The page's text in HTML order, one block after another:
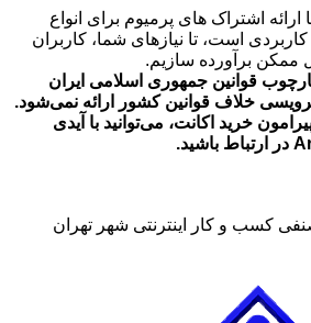
تا
تومان549,000
اشتراک های پرمیوم برای انواع
است، تا نیازهای شما، کاربران
ممکن برآورده سازیم.
قوانین جمهوری اسلامی ایران
خلاف قوانین کشور ارائه نمی‌شود.
خرید اکانت، می‌توانید با آیدی
کسب و کار اینترنتی شهر تهران